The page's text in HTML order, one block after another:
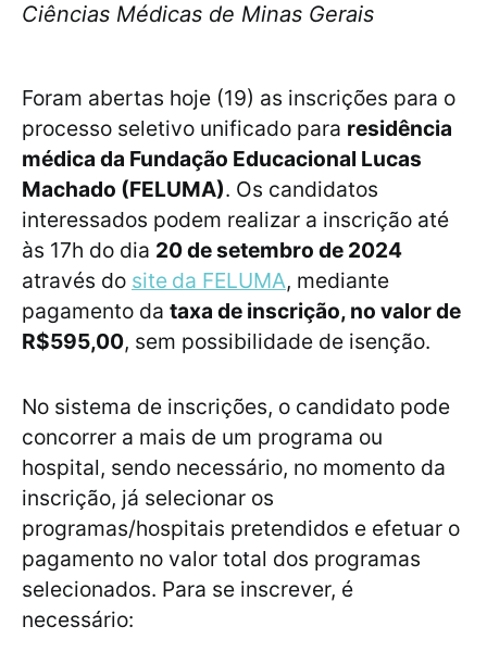
Ciências Médicas de Minas Gerais
Foram abertas hoje (19) as inscrições para o
processo seletivo unificado para residência
médica da Fundação Educacional Lucas
Machado (FELUMA). Os candidatos
interessados podem realizar a inscrição até
às 17h do dia 20 de setembro de 2024
através do site da FELUMA, mediante
pagamento da taxa de inscrição, no valor de
R$595,00, sem possibilidade de isenção.
No sistema de inscrições, o candidato pode
concorrer a mais de um programa ou
hospital, sendo necessário, no momento da
inscrição, já selecionar os
programas/hospitais pretendidos e efetuar o
pagamento no valor total dos programas
selecionados. Para se inscrever, é
necessário: